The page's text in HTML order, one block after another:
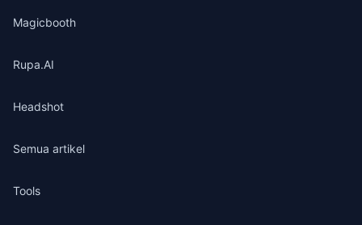
Magicbooth
Rupa.AI
Headshot
Semua artikel
Tools